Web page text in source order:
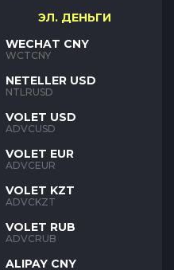
ЭЛ. ДЕНЬГИ
WECHAT CNY
WCTCNY
NETELLER USD
NTLRUSD
VOLET USD
ADVCUSD
VOLET EUR
ADVCEUR
VOLET KZT
ADVCKZT
VOLET RUB
ADVCRUB
ALIPAY CNY